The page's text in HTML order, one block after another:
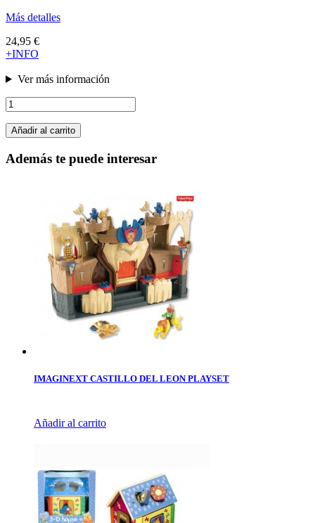
Más detalles
24,95 €
+INFO
Ver más información
Añadir al carrito
Además te puede interesar
IMAGINEXT CASTILLO DEL LEON PLAYSET
Añadir al carrito